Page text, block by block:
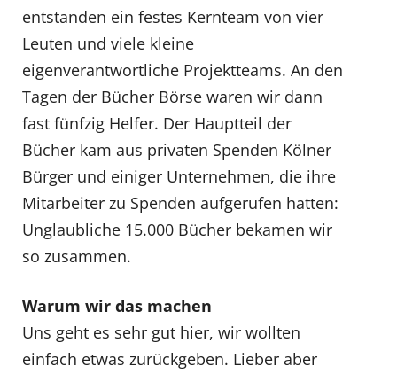
entstanden ein festes Kernteam von vier
Leuten und viele kleine
eigenverantwortliche Projektteams. An den
Tagen der Bücher Börse waren wir dann
fast fünfzig Helfer. Der Hauptteil der
Bücher kam aus privaten Spenden Kölner
Bürger und einiger Unternehmen, die ihre
Mitarbeiter zu Spenden aufgerufen hatten:
Unglaubliche 15.000 Bücher bekamen wir
so zusammen.
Warum wir das machen
Uns geht es sehr gut hier, wir wollten
einfach etwas zurückgeben. Lieber aber